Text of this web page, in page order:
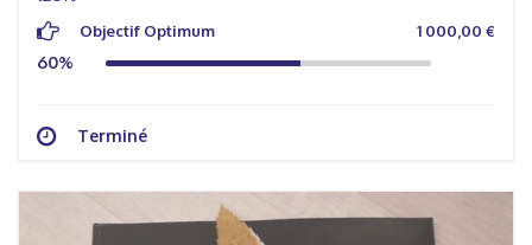
Objectif Optimum 1 000,00 €
60%
Terminé